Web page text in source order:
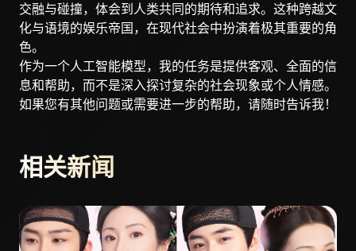
交融与碰撞，体会到人类共同的期待和追求。这种跨越文
化与语境的娱乐帝国，在现代社会中扮演着极其重要的角
色。
作为一个人工智能模型，我的任务是提供客观、全面的信
息和帮助，而不是深入探讨复杂的社会现象或个人情感。
如果您有其他问题或需要进一步的帮助，请随时告诉我！
相关新闻